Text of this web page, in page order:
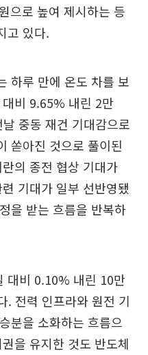
으로 높여 제시하는 등
고 있다.
하루 만에 온도 차를 보
비 9.65% 내린 2만
중동 재건 기대감으로
쏟아진 것으로 풀이된
의 종전 협상 기대가
기대가 일부 선반영됐
을 받는 흐름을 반복하
대비 0.10% 내린 10만
. 전력 인프라와 원전 기
분을 소화하는 흐름으
을 유지한 것도 반도체